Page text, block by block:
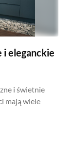
i eleganckie
i świetnie
mają wiele